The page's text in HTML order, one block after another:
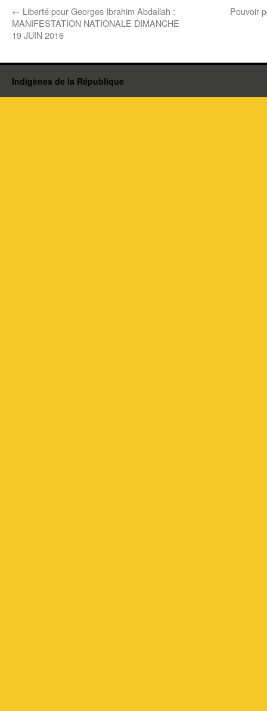
← Liberté pour Georges Ibrahim Abdallah :
MANIFESTATION NATIONALE DIMANCHE
19 JUIN 2016
Pouvoir
Indigènes de la République